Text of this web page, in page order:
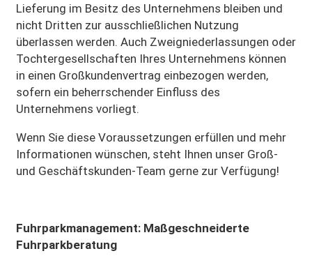
Lieferung im Besitz des Unternehmens bleiben und
nicht Dritten zur ausschließlichen Nutzung
überlassen werden. Auch Zweigniederlassungen oder
Tochtergesellschaften Ihres Unternehmens können
in einen Großkundenvertrag einbezogen werden,
sofern ein beherrschender Einfluss des
Unternehmens vorliegt.
Wenn Sie diese Voraussetzungen erfüllen und mehr
Informationen wünschen, steht Ihnen unser Groß-
und Geschäftskunden-Team gerne zur Verfügung!
Fuhrparkmanagement: Maßgeschneiderte
Fuhrparkberatung